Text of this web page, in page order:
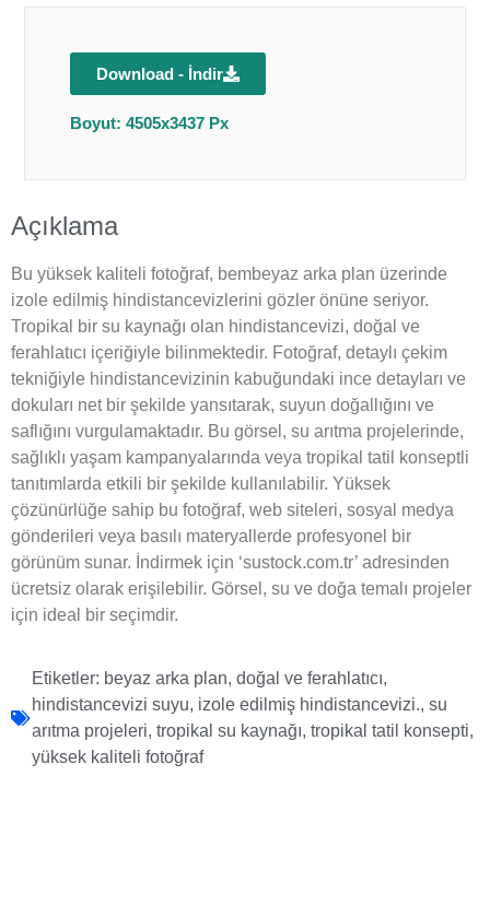
Download - İndir
Boyut: 4505x3437 Px
Açıklama
Bu yüksek kaliteli fotoğraf, bembeyaz arka plan üzerinde
izole edilmiş hindistancevizlerini gözler önüne seriyor.
Tropikal bir su kaynağı olan hindistancevizi, doğal ve
ferahlatıcı içeriğiyle bilinmektedir. Fotoğraf, detaylı çekim
tekniğiyle hindistancevizinin kabuğundaki ince detayları ve
dokuları net bir şekilde yansıtarak, suyun doğallığını ve
saflığını vurgulamaktadır. Bu görsel, su arıtma projelerinde,
sağlıklı yaşam kampanyalarında veya tropikal tatil konseptli
tanıtımlarda etkili bir şekilde kullanılabilir. Yüksek
çözünürlüğe sahip bu fotoğraf, web siteleri, sosyal medya
gönderileri veya basılı materyallerde profesyonel bir
görünüm sunar. İndirmek için ‘sustock.com.tr’ adresinden
ücretsiz olarak erişilebilir. Görsel, su ve doğa temalı projeler
için ideal bir seçimdir.
Etiketler: beyaz arka plan, doğal ve ferahlatıcı,
hindistancevizi suyu, izole edilmiş hindistancevizi., su
arıtma projeleri, tropikal su kaynağı, tropikal tatil konsepti,
yüksek kaliteli fotoğraf